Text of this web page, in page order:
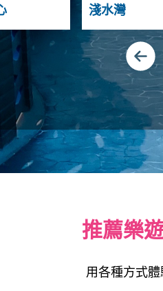
T
A
淺水灣
推薦樂
用各種方式